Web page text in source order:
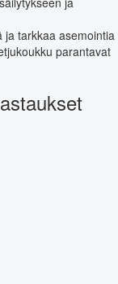
ja tarkkaa asemointia
parantavat